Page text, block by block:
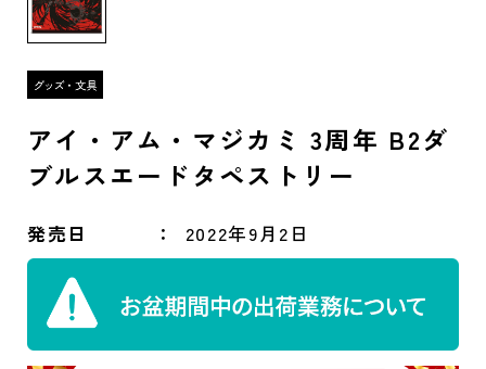
アイ・アム・マジカミ 3周年 B2ダ
ブルスエードタペストリー
発売日 2022年9月2日